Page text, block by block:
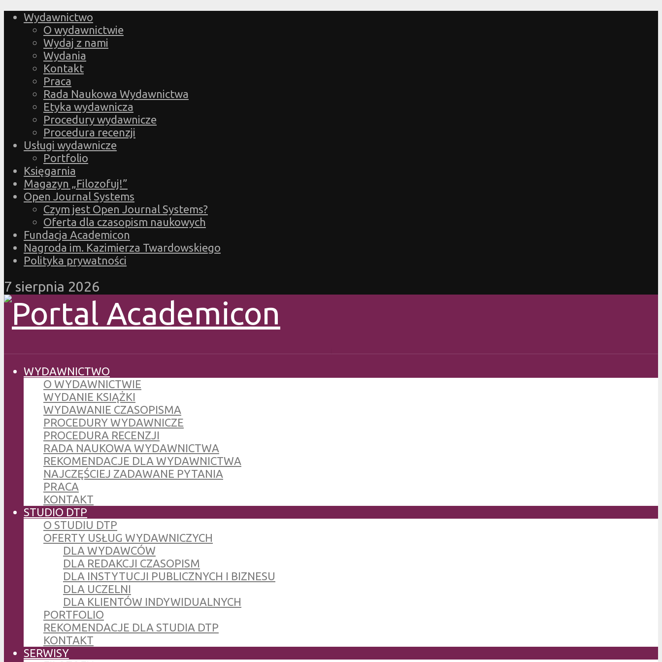
Wydawnictwo
O wydawnictwie
Wydaj z nami
Wydania
Kontakt
Praca
Rada Naukowa Wydawnictwa
Etyka wydawnicza
Procedury wydawnicze
Procedura recenzji
Usługi wydawnicze
Portfolio
Księgarnia
Magazyn „Filozofuj!”
Open Journal Systems
Czym jest Open Journal Systems?
Oferta dla czasopism naukowych
Fundacja Academicon
Nagroda im. Kazimierza Twardowskiego
Polityka prywatności
7 sierpnia 2026
WYDAWNICTWO
O WYDAWNICTWIE
WYDANIE KSIĄŻKI
WYDAWANIE CZASOPISMA
PROCEDURY WYDAWNICZE
PROCEDURA RECENZJI
RADA NAUKOWA WYDAWNICTWA
REKOMENDACJE DLA WYDAWNICTWA
NAJCZĘŚCIEJ ZADAWANE PYTANIA
PRACA
KONTAKT
STUDIO DTP
O STUDIU DTP
OFERTY USŁUG WYDAWNICZYCH
DLA WYDAWCÓW
DLA REDAKCJI CZASOPISM
DLA INSTYTUCJI PUBLICZNYCH I BIZNESU
DLA UCZELNI
DLA KLIENTÓW INDYWIDUALNYCH
PORTFOLIO
REKOMENDACJE DLA STUDIA DTP
KONTAKT
SERWISY